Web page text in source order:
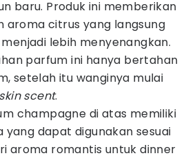
baru. Produk ini memberikan
aroma citrus yang langsung
lebih menyenangkan.
parfum ini hanya bertahan
setelah itu wanginya mulai
skin scent.
champagne di atas memiliki
yang dapat digunakan sesuai
aroma romantis untuk dinner